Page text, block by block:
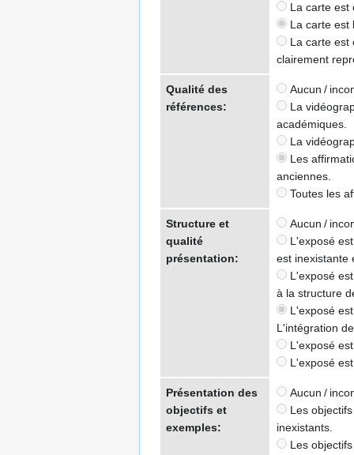
La carte est
La carte est
La carte est
clairement
Qualité des
références:
Aucun /
La
académiques.
La
Les
anciennes.
Toutes les
Structure et
qualité
présentation:
Aucun /
L'exposé
est inexistante
L'exposé
à la structure
L'exposé
L'intégration
L'exposé
L'exposé
Présentation des
objectifs et
exemples:
Aucun /
Les
inexistants.
Les